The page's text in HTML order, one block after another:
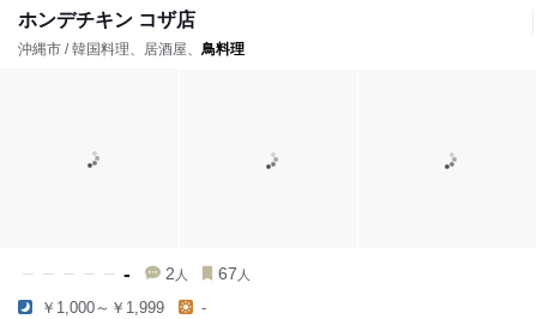
ホンデチキン コザ店
沖縄市 / 韓国料理、居酒屋、 鳥料理
- 2 人 67 人
￥1,000～￥1,999 -